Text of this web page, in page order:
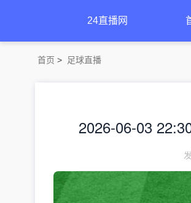
24直播网
首页 > 足球直播
2026-06-03